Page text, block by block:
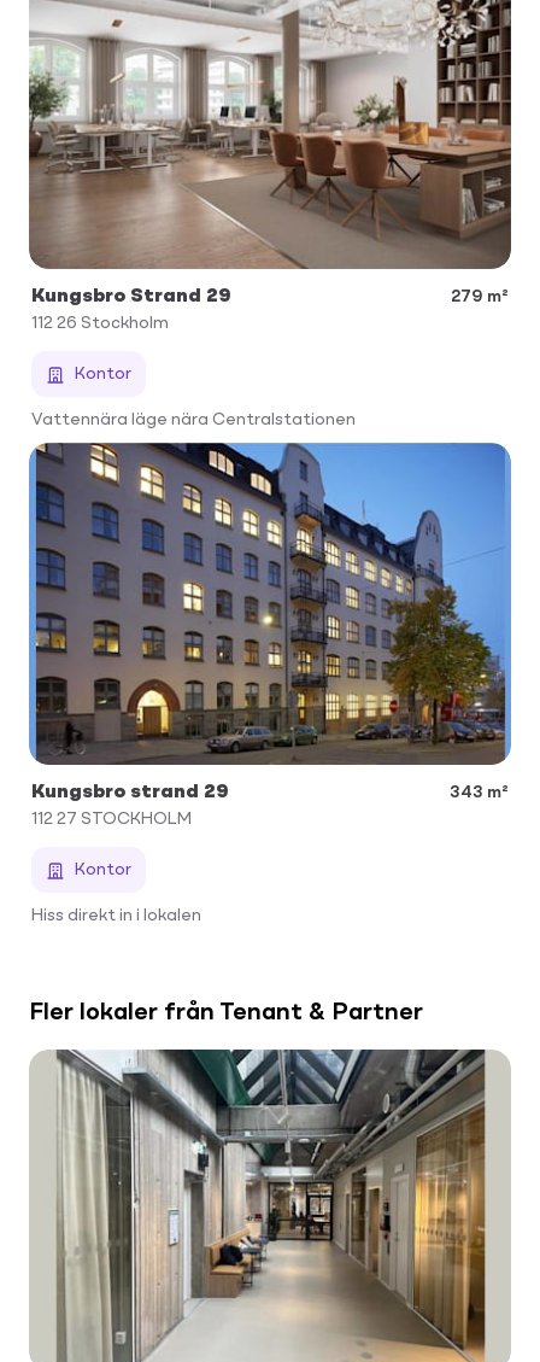
Kungsbro Strand 29
279 m²
112 26 Stockholm
Kontor
Vattennära läge nära Centralstationen
Kungsbro strand 29
343 m²
112 27 STOCKHOLM
Kontor
Hiss direkt in i lokalen
Fler lokaler från Tenant & Partner